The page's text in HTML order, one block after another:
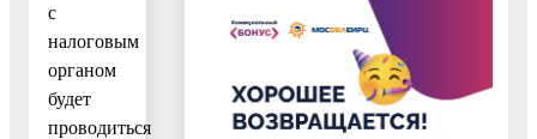
с
налоговым
органом
будет
проводиться